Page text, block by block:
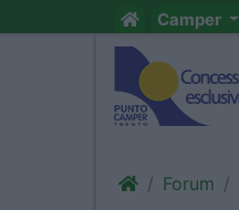
Camper
Forum